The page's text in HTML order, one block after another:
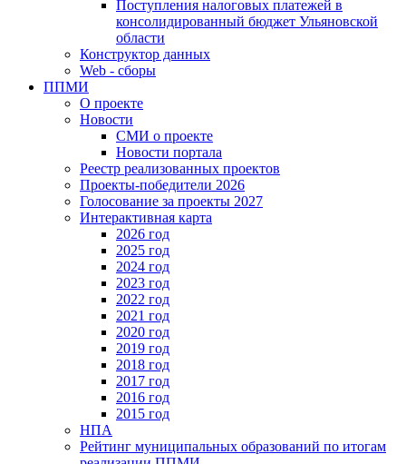
Поступления налоговых платежей в
консолидированный бюджет Ульяновской
области
Конструктор данных
Web - сборы
ППМИ
О проекте
Новости
СМИ о проекте
Новости портала
Реестр реализованных проектов
Проекты-победители 2026
Голосование за проекты 2027
Интерактивная карта
2026 год
2025 год
2024 год
2023 год
2022 год
2021 год
2020 год
2019 год
2018 год
2017 год
2016 год
2015 год
НПА
Рейтинг муниципальных образований по итогам